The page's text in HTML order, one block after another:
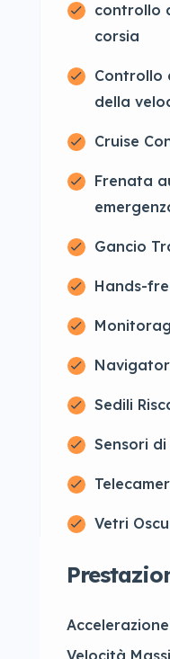
controllo
corsia
Controllo
della
Cruise
Frenata
Gancio
Hands-
Sedili
Sensori
Vetri
Velocità